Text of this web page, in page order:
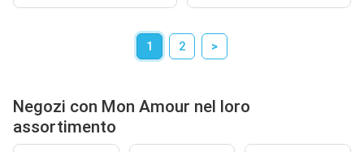
1 2 >
Negozi con Mon Amour nel loro
assortimento